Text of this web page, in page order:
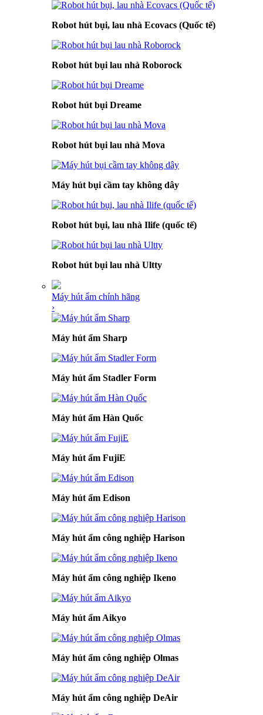
Robot hút bụi, lau nhà Ecovacs (Quốc tế)
Robot hút bụi lau nhà Roborock
Robot hút bụi Dreame
Robot hút bụi lau nhà Mova
Máy hút bụi cầm tay không dây
Robot hút bụi, lau nhà Ilife (quốc tế)
Robot hút bụi lau nhà Ultty
Máy hút ẩm chính hãng
›
Máy hút ẩm Sharp
Máy hút ẩm Stadler Form
Máy hút ẩm Hàn Quốc
Máy hút ẩm FujiE
Máy hút ẩm Edison
Máy hút ẩm công nghiệp Harison
Máy hút ẩm công nghiệp Ikeno
Máy hút ẩm Aikyo
Máy hút ẩm công nghiệp Olmas
Máy hút ẩm công nghiệp DeAir